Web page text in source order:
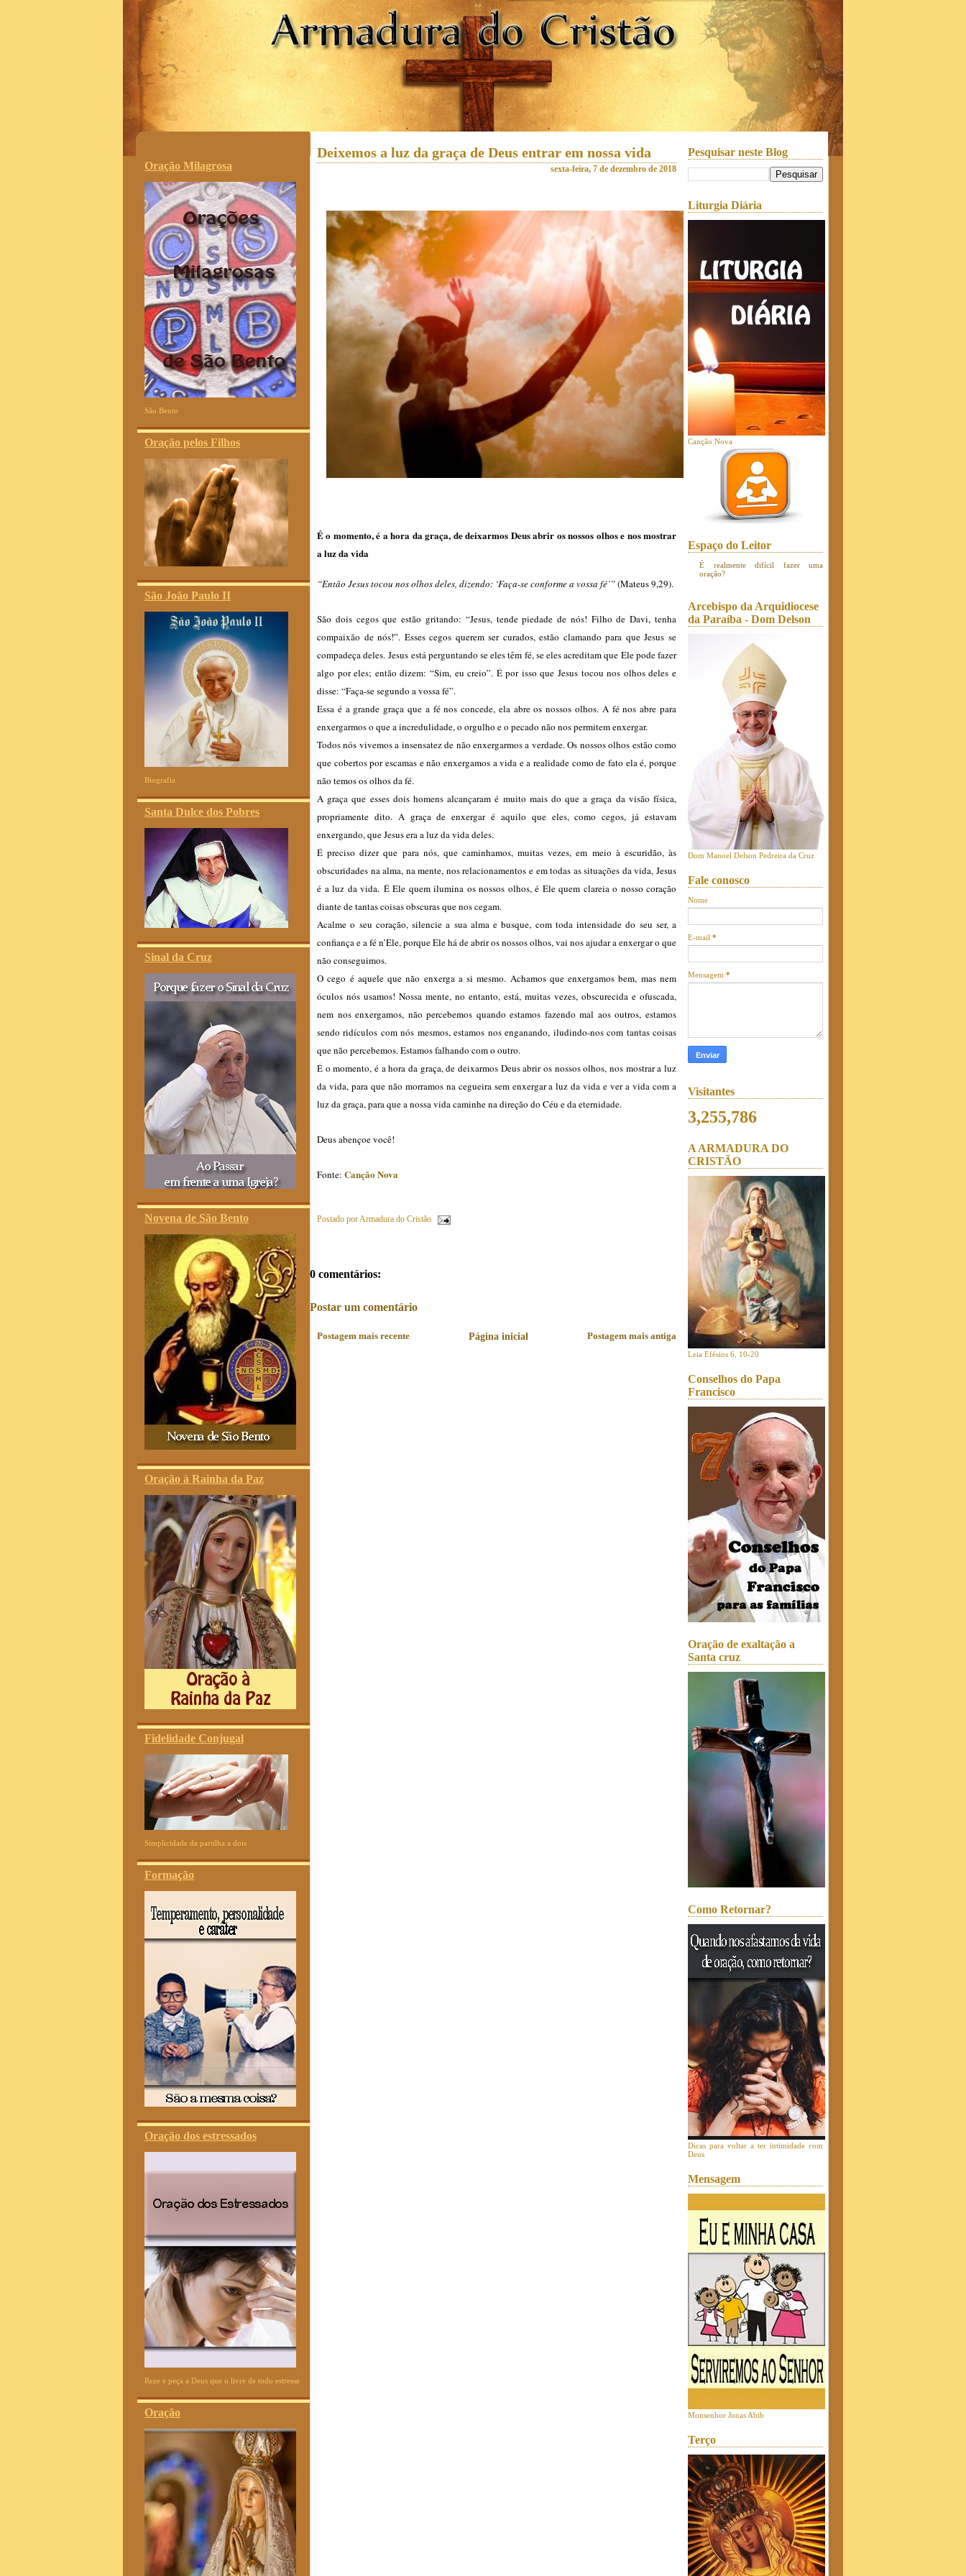
.
Oração Milagrosa
São Bento
Oração pelos Filhos
São João Paulo II
Biografia
Santa Dulce dos Pobres
Sinal da Cruz
Novena de São Bento
Oração à Rainha da Paz
Fidelidade Conjugal
Simplicidade da partilha a dois
Formação
Oração dos estressados
Reze e peça a Deus que o livre de todo estresse
Oração
Deixemos a luz da graça de Deus entrar em nossa vida
sexta-feira, 7 de dezembro de 2018
É o momento, é a hora da graça, de deixarmos Deus abrir os nossos olhos e nos mostrar
a luz da vida
“Então Jesus tocou nos olhos deles, dizendo: ‘Faça-se conforme a vossa fé’”(Mateus 9,29).
São dois cegos que estão gritando: “Jesus, tende piedade de nós! Filho de Davi, tenha
compaixão de nós!”. Esses cegos querem ser curados, estão clamando para que Jesus se
compadeça deles. Jesus está perguntando se eles têm fé, se eles acreditam que Ele pode fazer
algo por eles; então dizem: “Sim, eu creio”. É por isso que Jesus tocou nos olhos deles e
disse: “Faça-se segundo a vossa fé”.
Essa é a grande graça que a fé nos concede, ela abre os nossos olhos. A fé nos abre para
enxergarmos o que a incredulidade, o orgulho e o pecado não nos permitem enxergar.
Todos nós vivemos a insensatez de não enxergarmos a verdade. Os nossos olhos estão como
que cobertos por escamas e não enxergamos a vida e a realidade como de fato ela é, porque
não temos os olhos da fé.
A graça que esses dois homens alcançaram é muito mais do que a graça da visão física,
propriamente dito. A graça de enxergar é aquilo que eles, como cegos, já estavam
enxergando, que Jesus era a luz da vida deles.
É preciso dizer que para nós, que caminhamos, muitas vezes, em meio à escuridão, às
obscuridades na alma, na mente, nos relacionamentos e em todas as situações da vida, Jesus
é a luz da vida. É Ele quem ilumina os nossos olhos, é Ele quem clareia o nosso coração
diante de tantas coisas obscuras que nos cegam.
Acalme o seu coração, silencie a sua alma e busque, com toda intensidade do seu ser, a
confiança e a fé n’Ele, porque Ele há de abrir os nossos olhos, vai nos ajudar a enxergar o que
não conseguimos.
O cego é aquele que não enxerga a si mesmo. Achamos que enxergamos bem, mas nem
óculos nós usamos! Nossa mente, no entanto, está, muitas vezes, obscurecida e ofuscada,
nem nos enxergamos, não percebemos quando estamos fazendo mal aos outros, estamos
sendo ridículos com nós mesmos, estamos nos enganando, iludindo-nos com tantas coisas
que não percebemos. Estamos falhando com o outro.
É o momento, é a hora da graça, de deixarmos Deus abrir os nossos olhos, nos mostrar a luz
da vida, para que não morramos na cegueira sem enxergar a luz da vida e ver a vida com a
luz da graça, para que a nossa vida caminhe na direção do Céu e da eternidade.
Deus abençoe você!
Fonte: Canção Nova
Postado porArmadura do Cristão
0 comentários:
Postar um comentário
Postagem mais recente Postagem mais antiga
Página inicial
Pesquisar neste Blog
Liturgia Diária
Canção Nova
Espaço do Leitor
É realmente difícil fazer uma
oração?
Arcebispo da Arquidiocese
da Paraíba - Dom Delson
Dom Manoel Delson Pedreira da Cruz
Fale conosco
Nome
E-mail *
Mensagem *
Visitantes
3,255,786
A ARMADURA DO
CRISTÃO
Leia Efésios 6, 10-20
Conselhos do Papa
Francisco
Oração de exaltação a
Santa cruz
Como Retornar?
Dicas para voltar a ter intimidade com
Deus
Mensagem
Monsenhor Jonas Abib
Terço